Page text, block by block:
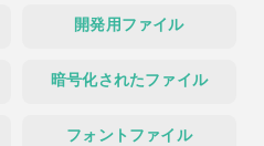
開発用ファイル
暗号化されたファイル
フォントファイル